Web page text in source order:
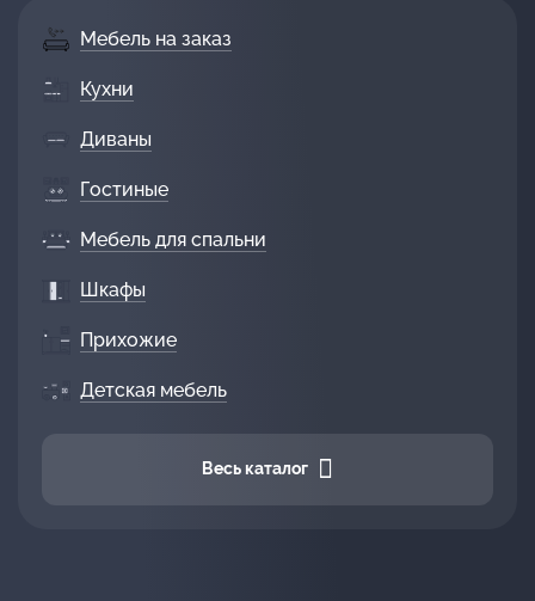
Мебель на заказ
Кухни
Диваны
Гостиные
Мебель для спальни
Шкафы
Прихожие
Детская мебель
Весь каталог